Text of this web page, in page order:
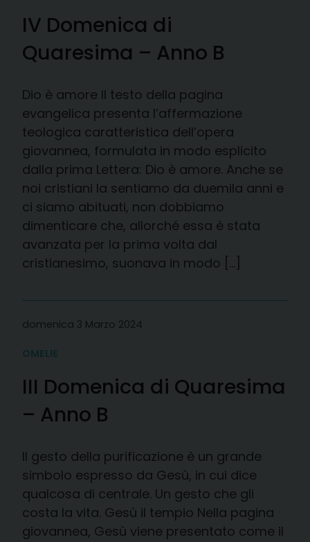
IV Domenica di
Quaresima – Anno B
Dio è amore Il testo della pagina
evangelica presenta l’affermazione
teologica caratteristica dell’opera
giovannea, formulata in modo esplicito
dalla prima Lettera: Dio è amore. Anche se
noi cristiani la sentiamo da duemila anni e
ci siamo abituati, non dobbiamo
dimenticare che, allorché essa è stata
avanzata per la prima volta dal
cristianesimo, suonava in modo […]
domenica 3 Marzo 2024
OMELIE
III Domenica di Quaresima
– Anno B
Il gesto della purificazione è un grande
simbolo espresso da Gesù, in cui dice
qualcosa di centrale. Un gesto che gli
costa la vita. Gesù il tempio Nella pagina
giovannea, Gesù viene presentato come il